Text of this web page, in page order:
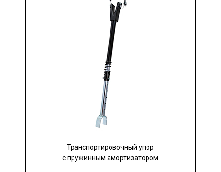
Транспортировочный упор
с пружинным амортизатором